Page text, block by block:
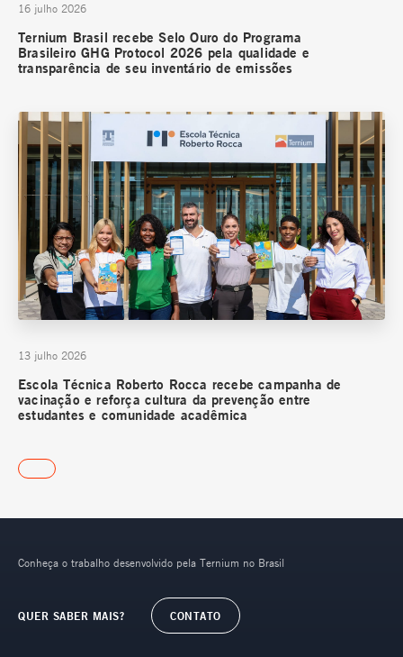
16 julho 2026
Ternium Brasil recebe Selo Ouro do Programa
Brasileiro GHG Protocol 2026 pela qualidade e
transparência de seu inventário de emissões
13 julho 2026
Escola Técnica Roberto Rocca recebe campanha de
vacinação e reforça cultura da prevenção entre
estudantes e comunidade acadêmica
Conheça o trabalho desenvolvido pela Ternium no Brasil
QUER SABER MAIS? CONTATO